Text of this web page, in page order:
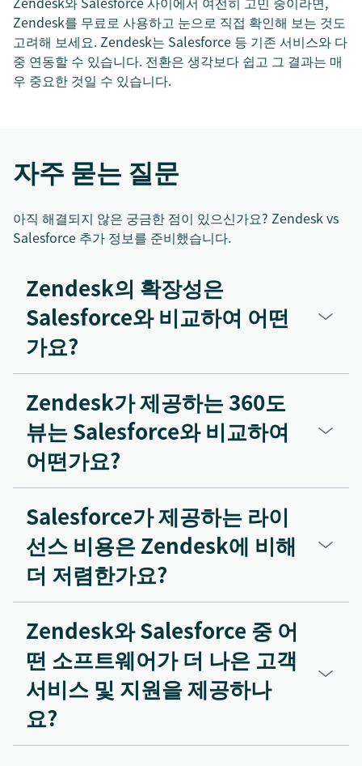
Zendesk를 무료로 사용하고 눈으로 직접 확인해 보는 것도
고려해 보세요. Zendesk는 Salesforce 등 기존 서비스와 다
중 연동할 수 있습니다. 전환은 생각보다 쉽고 그 결과는 매
우 중요한 것일 수 있습니다.
자주 묻는 질문
아직 해결되지 않은 궁금한 점이 있으신가요? Zendesk vs
Salesforce 추가 정보를 준비했습니다.
Zendesk의 확장성은
Salesforce와 비교하여 어떤
가요?
Zendesk가 제공하는 360도
뷰는 Salesforce와 비교하여
어떤가요?
Salesforce가 제공하는 라이
선스 비용은 Zendesk에 비해
더 저렴한가요?
Zendesk와 Salesforce 중 어
떤 소프트웨어가 더 나은 고객
서비스 및 지원을 제공하나
요?